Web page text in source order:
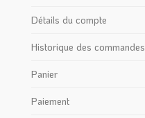
Détails du compte
Historique des commandes
Panier
Paiement